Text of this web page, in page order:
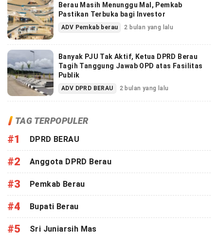
Berau Masih Menunggu Mal, Pemkab
Pastikan Terbuka bagi Investor
ADV Pemkab berau 2 bulan yang lalu
Banyak PJU Tak Aktif, Ketua DPRD Berau
Tagih Tanggung Jawab OPD atas Fasilitas
Publik
ADV DPRD BERAU 2 bulan yang lalu
TAG TERPOPULER
#1 DPRD BERAU
#2 Anggota DPRD Berau
#3 Pemkab Berau
#4 Bupati Berau
#5 Sri Juniarsih Mas